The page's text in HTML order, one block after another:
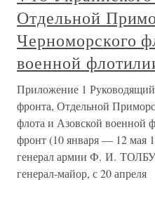
Отдельной
Черноморского
военной
Приложение 1 Руководящий
фронта, Отдельной
флота и Азовской военной
фронт (10 января — 12 мая
генерал армии Ф. И.
генерал-майор, с 20 апреля